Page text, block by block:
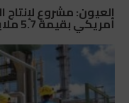
العيون: مشروع لإنتاج
أمريكي بقيمة 5.7 ملايين دولار